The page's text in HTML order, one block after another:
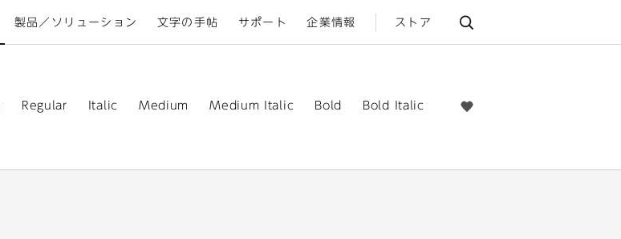
製品／ソリューション 文字の手帖 サポート 企業情報 ストア
Regular Italic Medium Medium Italic Bold Bold Italic